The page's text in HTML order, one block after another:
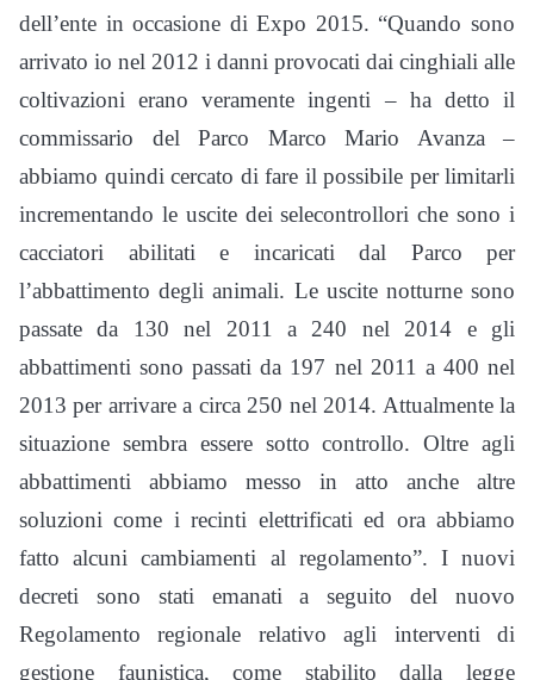
dell’ente in occasione di Expo 2015. “Quando sono
arrivato io nel 2012 i danni provocati dai cinghiali alle
coltivazioni erano veramente ingenti – ha detto il
commissario del Parco Marco Mario Avanza –
abbiamo quindi cercato di fare il possibile per limitarli
incrementando le uscite dei selecontrollori che sono i
cacciatori abilitati e incaricati dal Parco per
l’abbattimento degli animali. Le uscite notturne sono
passate da 130 nel 2011 a 240 nel 2014 e gli
abbattimenti sono passati da 197 nel 2011 a 400 nel
2013 per arrivare a circa 250 nel 2014. Attualmente la
situazione sembra essere sotto controllo. Oltre agli
abbattimenti abbiamo messo in atto anche altre
soluzioni come i recinti elettrificati ed ora abbiamo
fatto alcuni cambiamenti al regolamento”. I nuovi
decreti sono stati emanati a seguito del nuovo
Regolamento regionale relativo agli interventi di
gestione faunistica, come stabilito dalla legge